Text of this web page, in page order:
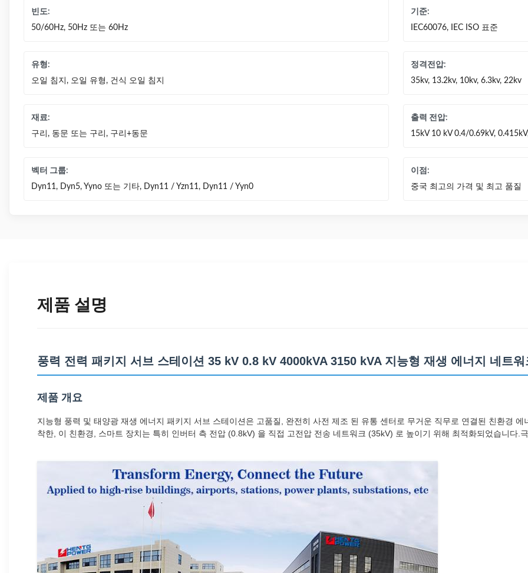
빈도:
50/60Hz, 50Hz 또는 60Hz
기준:
IEC60076, IEC ISO 표준
유형:
오일 침지, 오일 유형, 건식 오일 침지
정격전압:
35kv, 13.2kv, 10kv, 6.3kv, 22kv
재료:
구리, 동문 또는 구리, 구리+동문
출력 전압:
15kV 10 kV 0.4/0.69kV,
벡터 그룹:
Dyn11, Dyn5, Yyno 또는 기타, Dyn11 / Yzn11, Dyn11 / Yyn0
이점:
중국 최고의 가격 및 최고 품질
제품 설명
풍력 전력 패키지 서브 스테이션 35 kV 0.8 kV 4000kVA 3150 kVA 지능형 재생 에너지 네트
제품 개요
지능형 풍력 및 태양광 재생 에너지 패키지 서브 스테이션은 고품질, 완전히 사전 제조 된 유통 센터로 무거운 직무로 연결된 친환경
착한, 이 친환경, 스마트 장치는 특히 인버터 측 전압 (0.8kV) 을 직접 고전압 전송 네트워크 (35kV) 로 높이기 위해 최적화되었습니다.